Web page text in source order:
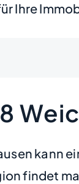
Ihre
findet